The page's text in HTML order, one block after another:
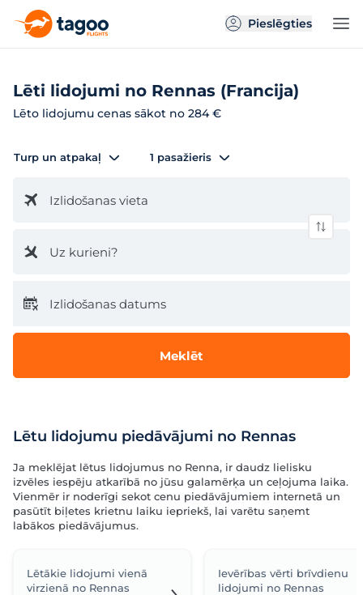
Pieslēgties
Lēti lidojumi no Rennas (Francija)
Lēto lidojumu cenas sākot no 284 €
Turp un atpakaļ 1 pasažieris
Izlidošanas vieta
Uz kurieni?
Izlidošanas datums
Meklēt
Lētu lidojumu piedāvājumi no Rennas
Ja meklējat lētus lidojumus no Renna, ir daudz lielisku
izvēles iespēju atkarībā no jūsu galamērķa un ceļojuma laika.
Vienmēr ir noderīgi sekot cenu piedāvājumiem internetā un
pasūtīt biļetes krietnu laiku iepriekš, lai varētu saņemt
labākos piedāvājumus.
Lētākie lidojumi vienā
virzienā no Rennas
Ievērības vērti brīvdienu
lidojumi no Rennas